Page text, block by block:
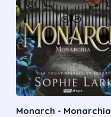
Monarch - Monarchia